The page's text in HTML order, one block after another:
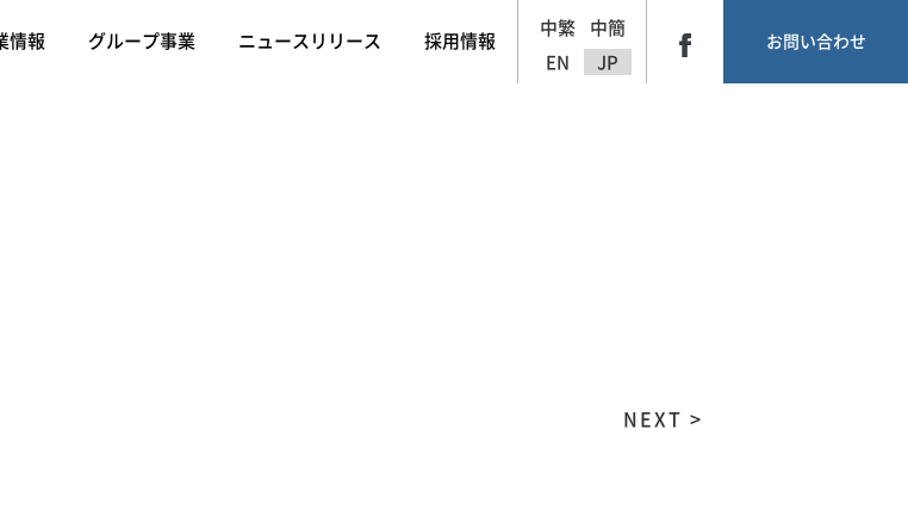
情報 グループ事業 ニュースリリース 採用情報
中繁
中簡
EN
JP
お問い合わせ
NEXT >